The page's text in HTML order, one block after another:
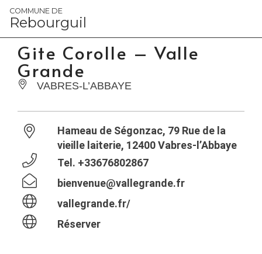
Panneau de gestion des cookies
COMMUNE DE
Rebourguil
Gite Corolle – Valle
Grande
VABRES-L’ABBAYE
Hameau de Ségonzac, 79 Rue de la
vieille laiterie, 12400 Vabres-l’Abbaye
Tel. +33676802867
bienvenue@vallegrande.fr
vallegrande.fr/
Réserver